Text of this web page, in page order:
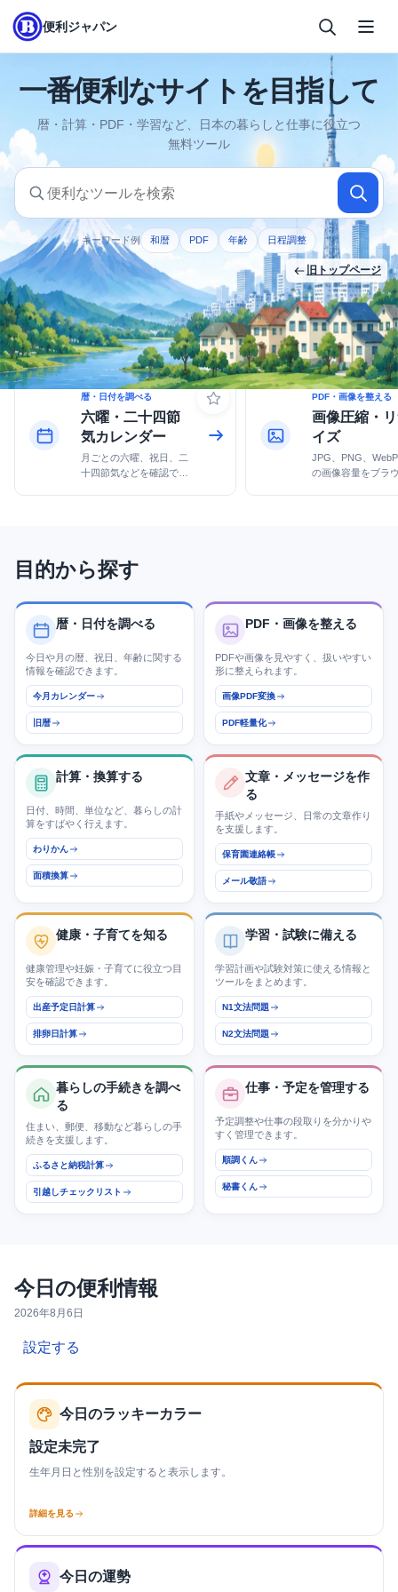
便利ジャパン
一番便利なサイトを目指して
暦・計算・PDF・学習など、日本の暮らしと仕事に役立つ
無料ツール
便利なツールを検索
ツール名や目的を入力してください
キーワード例 和暦 PDF 年齢 日程調整
旧トップページ
よく使われるツール
暦・日付を調べる
六曜・二十四節
気カレンダー
月ごとの六曜、祝日、二
十四節気などを確認でき
PDF・画像を整える
画像圧縮・
イズ
JPG、PNG、
の画像容量をブラ
目的から探す
暦・日付を調べる
今日や月の暦、祝日、年齢に関する
情報を確認できます。
今月カレンダー
旧暦
PDF・画像を整える
PDFや画像を見やすく、扱いやすい
形に整えられます。
画像PDF変換
PDF軽量化
計算・換算する
日付、時間、単位など、暮らしの計
算をすばやく行えます。
わりかん
面積換算
文章・メッセージを作
る
手紙やメッセージ、日常の文章作り
を支援します。
保育園連絡帳
メール敬語
健康・子育てを知る
健康管理や妊娠・子育てに役立つ目
安を確認できます。
出産予定日計算
排卵日計算
学習・試験に備える
学習計画や試験対策に使える情報と
ツールをまとめます。
N1文法問題
N2文法問題
暮らしの手続きを調べ
る
住まい、郵便、移動など暮らしの手
続きを支援します。
ふるさと納税計算
引越しチェックリスト
仕事・予定を管理する
予定調整や仕事の段取りを分かりや
すく管理できます。
順調くん
秘書くん
今日の便利情報
2026年8月6日
設定する
今日のラッキーカラー
設定未完了
生年月日と性別を設定すると表示します。
詳細を見る
今日の運勢